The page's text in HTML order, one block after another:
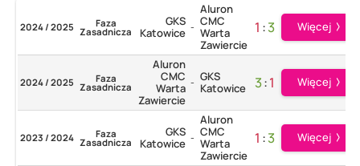
2024 / 2025 Faza
Zasadnicza
GKS
Katowice -
Aluron
CMC
Warta
Zawiercie
1 :3 Więcej
2024 / 2025 Faza
Zasadnicza
Aluron
CMC
Warta
Zawiercie
- GKS
Katowice
3:1 Więcej
2023 / 2024 Faza
Zasadnicza
GKS
Katowice -
Aluron
CMC
Warta
Zawiercie
1 :3 Więcej